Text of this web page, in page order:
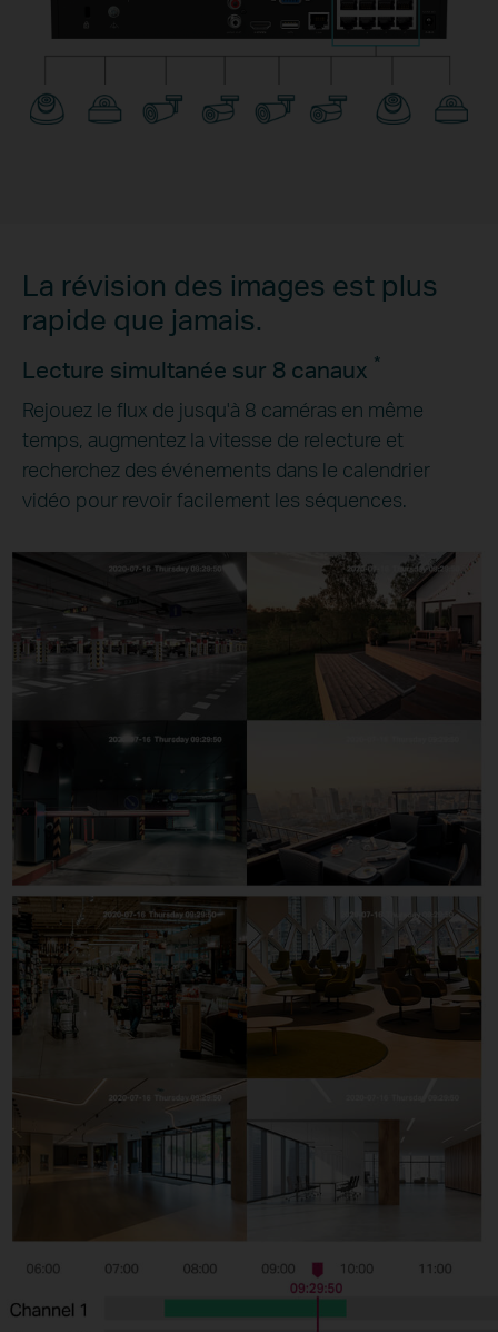
La révision des images est plus
rapide que jamais.
Lecture simultanée sur 8 canaux *
Rejouez le flux de jusqu'à 8 caméras en même
temps, augmentez la vitesse de relecture et
recherchez des événements dans le calendrier
vidéo pour revoir facilement les séquences.